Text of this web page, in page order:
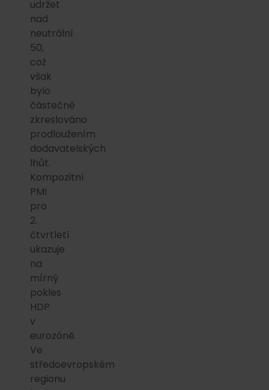
udržet
nad
neutrální
50,
což
však
bylo
částečně
zkreslováno
prodloužením
dodavatelských
lhůt.
Kompozitní
PMI
pro
2.
čtvrtletí
ukazuje
na
mírný
pokles
HDP
v
eurozóně.
Ve
středoevropském
regionu